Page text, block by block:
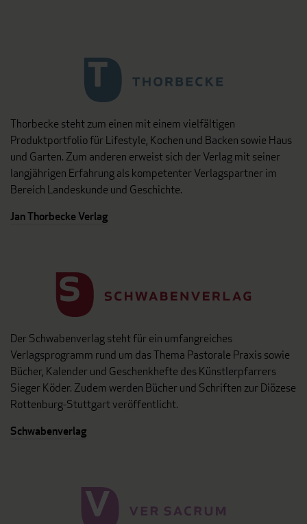
Thorbecke steht zum einen mit einem vielfältigen
Produktportfolio für Lifestyle, Kochen und Backen sowie Haus
und Garten. Zum anderen erweist sich der Verlag mit seiner
langjährigen Erfahrung als kompetenter Verlagspartner im
Bereich Landeskunde und Geschichte.
Jan Thorbecke Verlag
Der Schwabenverlag steht für ein umfangreiches
Verlagsprogramm rund um das Thema Pastorale Praxis sowie
Bücher, Kalender und Geschenkhefte des Künstlerpfarrers
Sieger Köder. Zudem werden Bücher und Schriften zur Diözese
Rottenburg-Stuttgart veröffentlicht.
Schwabenverlag